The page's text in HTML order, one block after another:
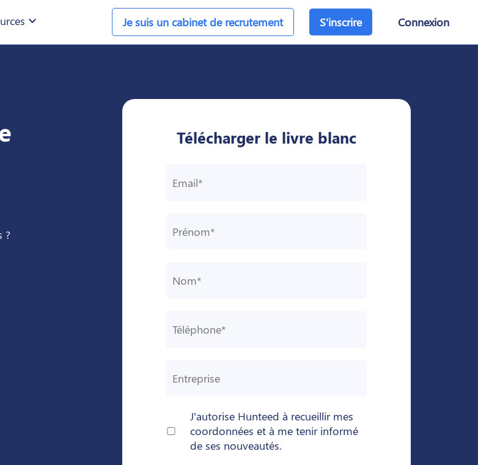
expand_more Je suis un cabinet de recrutement S'inscrire Connexion
?
Télécharger le livre blanc
J'autorise Hunteed à recueillir mes
coordonnées et à me tenir informé
de ses nouveautés.